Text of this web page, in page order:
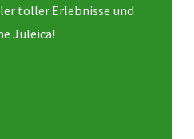
toller Erlebnisse und
Juleica!